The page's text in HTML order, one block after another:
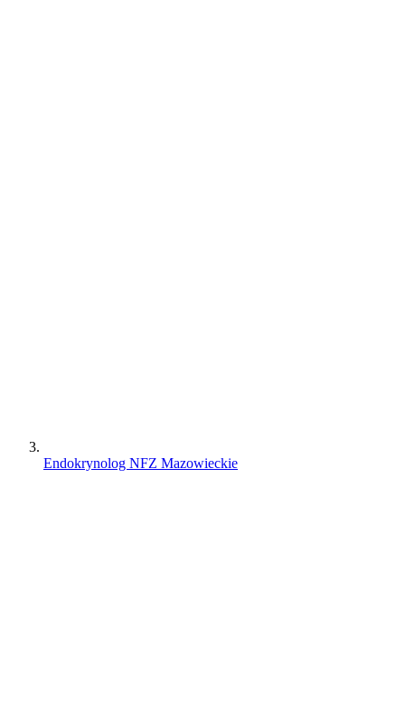
Endokrynolog NFZ Mazowieckie